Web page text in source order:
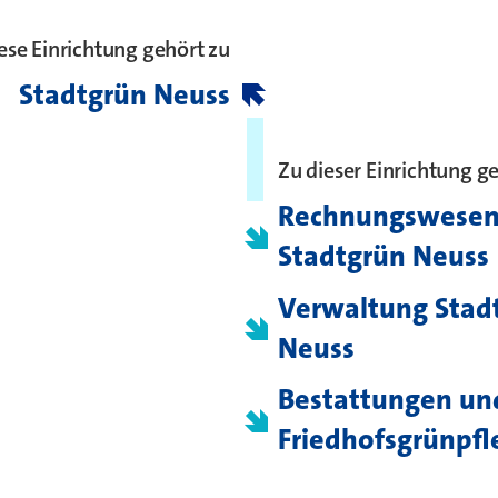
Einrichtung gehört zu
Stadtgrün Neuss
Zu dieser Einrichtung
Rechnungswesen
Stadtgrün Neuss
Verwaltung
Neuss
Bestattungen